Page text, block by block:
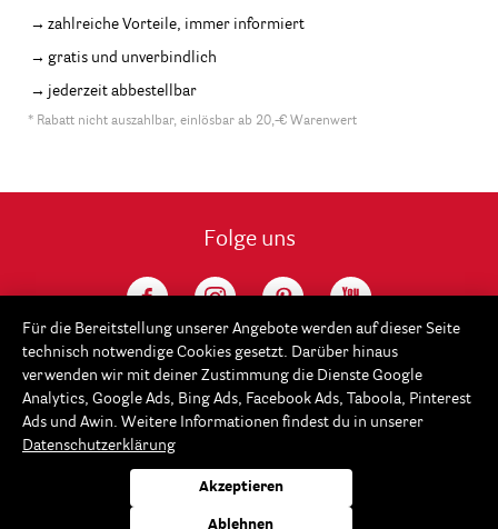
zahlreiche Vorteile, immer informiert
gratis und unverbindlich
jederzeit abbestellbar
* Rabatt nicht auszahlbar, einlösbar ab 20,-€ Warenwert
Folge uns
Service
Für die Bereitstellung unserer Angebote werden auf dieser Seite
technisch notwendige Cookies gesetzt. Darüber hinaus
verwenden wir mit deiner Zustimmung die Dienste Google
Analytics, Google Ads, Bing Ads, Facebook Ads, Taboola, Pinterest
Ads und Awin. Weitere Informationen findest du in unserer
Datenschutzerklärung
Akzeptieren
Ablehnen